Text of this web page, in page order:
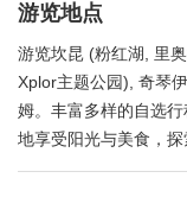
游览地点
游览坎昆 (粉红湖, 里
Xplor主题公园), 奇琴
姆。丰富多样的自选
地享受阳光与美食，探